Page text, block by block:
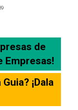
de
Empresas!
¡Dala